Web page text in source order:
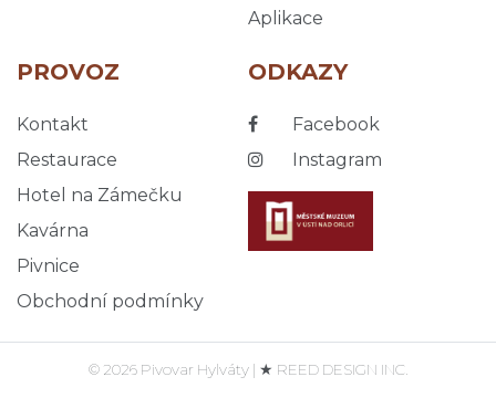
Aplikace
PROVOZ
Kontakt
Restaurace
Hotel na Zámečku
Kavárna
Pivnice
Obchodní podmínky
ODKAZY
Facebook
Instagram
© 2026 Pivovar Hylváty | ★ REED DESIGN INC.